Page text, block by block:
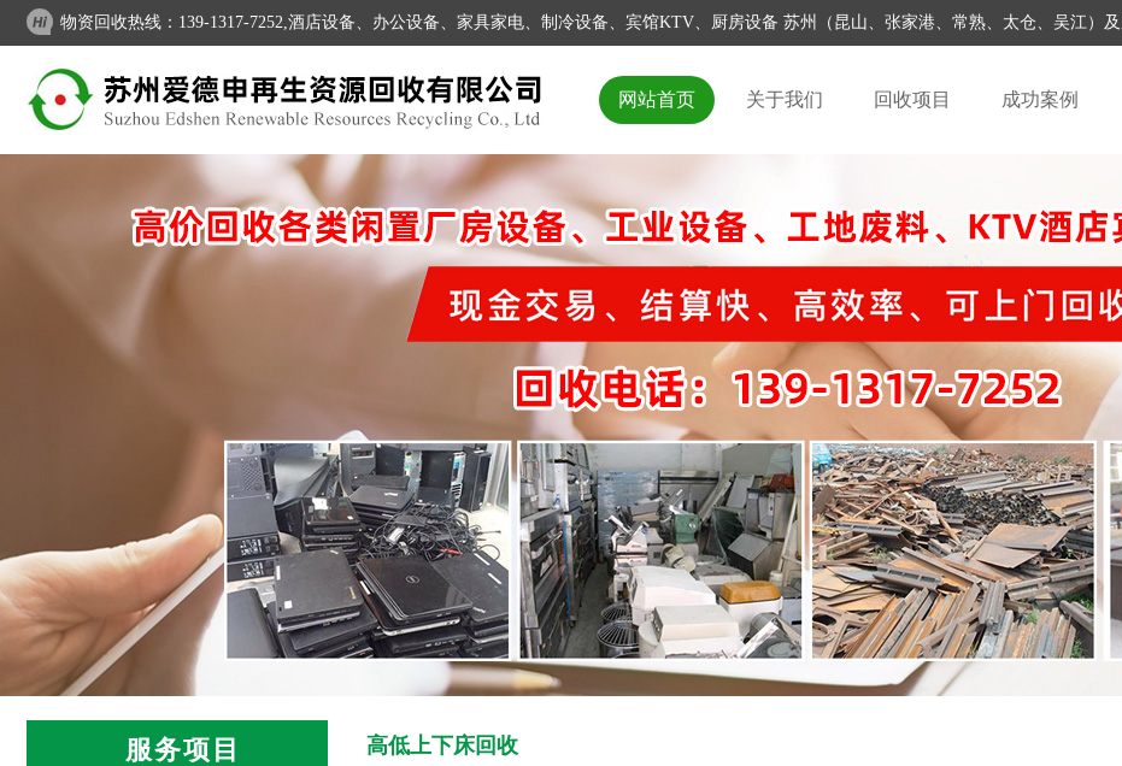
物资回收热线：139-1317-7252,酒店设备、办公设备、家具家电、制冷设备、宾馆KTV、厨房设备 苏州（昆山、张家港、常熟、太仓、吴江）
网站首页 关于我们 回收项目 成功案例
服务项目 高低上下床回收